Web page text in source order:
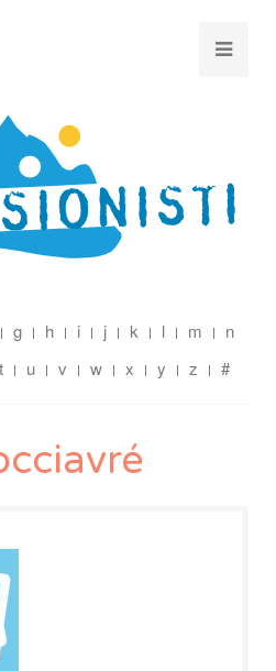
g h i j k l m
n
t u v w x y z #